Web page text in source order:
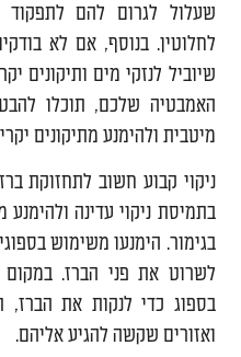
שעלול לגרום להם לתפקוד
לחלוטין. בנוסף, אם לא
שיוביל לנזקי מים ותיקונים
האמבטיה שלכם, תוכלו
מיטבית ולהימנע מתיקונים
ניקוי קבוע חשוב לתחזוקת
בתמיסת ניקוי עדינה
בגימור. הימנעו משימוש
לשרוט את פני הברז.
בספוג כדי לנקות את
ואזורים שקשה להגיע אליהם.